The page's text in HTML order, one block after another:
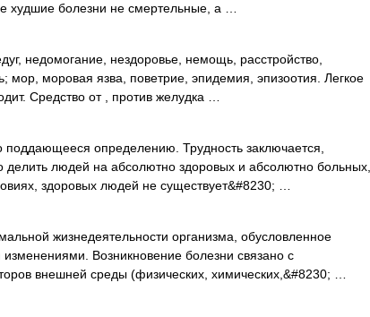
худшие болезни не смертельные, а …
недомогание, нездоровье, немощь, расстройство,
мор, моровая язва, поветрие, эпидемия, эпизоотия. Легкое
Средство от , против желудка …
определению. Трудность заключается,
людей на абсолютно здоровых и абсолютно больных,
здоровых людей не существует&#8230; …
жизнедеятельности организма, обусловленное
Возникновение болезни связано с
внешней среды (физических, химических,&#8230; …